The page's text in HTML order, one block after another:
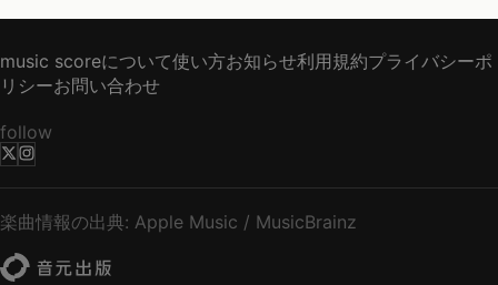
music scoreについて使い方お知らせ利用規約プライバシーポ
リシーお問い合わせ
follow
楽曲情報の出典: Apple Music / MusicBrainz